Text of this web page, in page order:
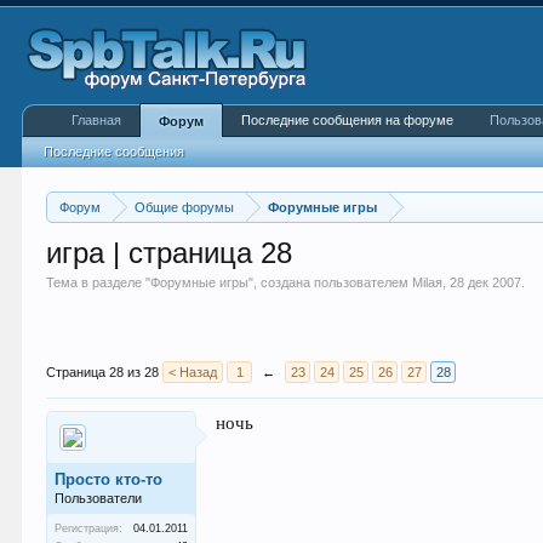
Форум Общие форумы Форумные игры
игра | страница 28
Тема в разделе "Форумные игры", создана пользователем Milая ,28 дек 2007
Страница 28 из 28 < Назад 1 ← 23 24 25 26 27 28
Просто кто-то
Пользователи
Регистрация:
04.01.2011
ночь
Главная Форум
Последние сообщения
Последние сообщения на форуме